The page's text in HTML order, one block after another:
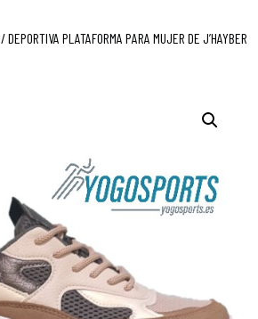
/ DEPORTIVA PLATAFORMA PARA MUJER DE J’HAYBER